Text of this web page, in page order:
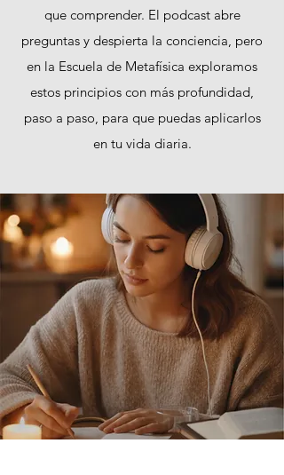
que comprender. El podcast abre
preguntas y despierta la conciencia, pero
en la Escuela de Metafísica exploramos
estos principios con más profundidad,
paso a paso, para que puedas aplicarlos
en tu vida diaria.